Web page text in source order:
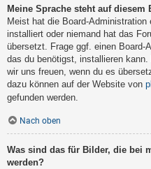
Meine Sprache steht auf
Meist hat die Board-
installiert oder niemand hat das
übersetzt. Frage ggf. einen Board-
das du benötigst, installieren
wir uns freuen, wenn du es
dazu können auf der Website von
gefunden werden.
Nach oben
Was sind das für Bilder, die bei
werden?